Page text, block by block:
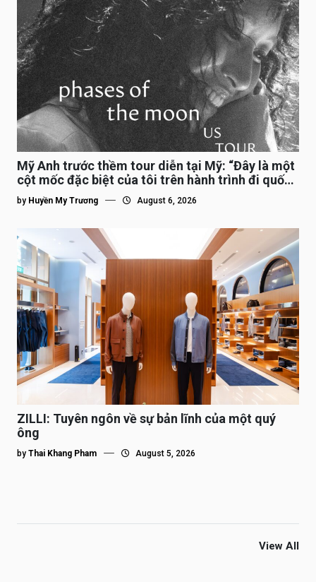
Mỹ Anh trước thềm tour diễn tại Mỹ: “Đây là một
cột mốc đặc biệt của tôi trên hành trình đi quốc
tế”
by Huyền My Trương August 6, 2026
ZILLI: Tuyên ngôn về sự bản lĩnh của một quý
ông
by Thai Khang Pham August 5, 2026
View All